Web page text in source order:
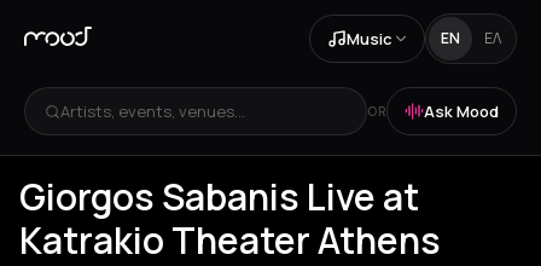
Music EN ΕΛ
Artists, events, venues... OR Ask Mood
Giorgos Sabanis Live at
Katrakio Theater Athens